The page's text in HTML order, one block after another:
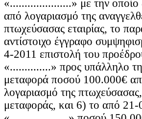
«.....................» με την
από λογαριασμό της
πτωχεύσασας εταιρίας, το
αντίστοιχο έγγραφο
4-2011 επιστολή του
«..............» προς υπάλληλο
μεταφορά ποσού 100.000€
λογαριασμό της
μεταφοράς, και 6) το από